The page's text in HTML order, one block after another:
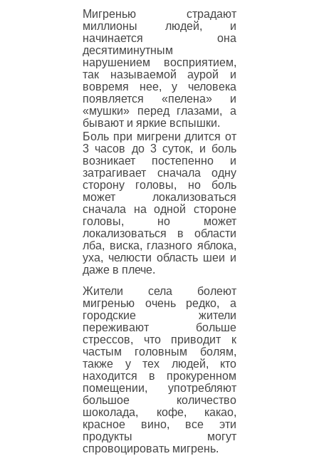
Мигренью страдают
миллионы людей, и
начинается она
десятиминутным
нарушением восприятием,
так называемой аурой и
вовремя нее, у человека
появляется «пелена» и
«мушки» перед глазами, а
бывают и яркие вспышки.
Боль при мигрени длится от
3 часов до 3 суток, и боль
возникает постепенно и
затрагивает сначала одну
сторону головы, но боль
может локализоваться
сначала на одной стороне
головы, но может
локализоваться в области
лба, виска, глазного яблока,
уха, челюсти область шеи и
даже в плече.
Жители села болеют
мигренью очень редко, а
городские жители
переживают больше
стрессов, что приводит к
частым головным болям,
также у тех людей, кто
находится в прокуренном
помещении, употребляют
большое количество
шоколада, кофе, какао,
красное вино, все эти
продукты могут
спровоцировать мигрень.